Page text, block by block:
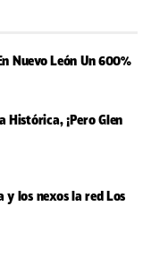
Nuevo León Un 600%
Histórica, ¡Pero Glen
y los nexos la red Los